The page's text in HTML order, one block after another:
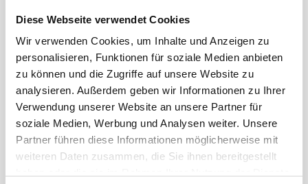
Diese Webseite verwendet Cookies
Wir verwenden Cookies, um Inhalte und Anzeigen zu
personalisieren, Funktionen für soziale Medien anbieten
zu können und die Zugriffe auf unsere Website zu
analysieren. Außerdem geben wir Informationen zu Ihrer
Verwendung unserer Website an unsere Partner für
soziale Medien, Werbung und Analysen weiter. Unsere
Partner führen diese Informationen möglicherweise mit
weiteren Daten zusammen, die Sie ihnen bereitgestellt
Oktober 2021
September 2021
August 2021
Juli 2021
Juni 2021
Mai 2021
April 2021